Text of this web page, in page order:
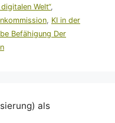
Welt“,
, KI in der
Befähigung Der
als